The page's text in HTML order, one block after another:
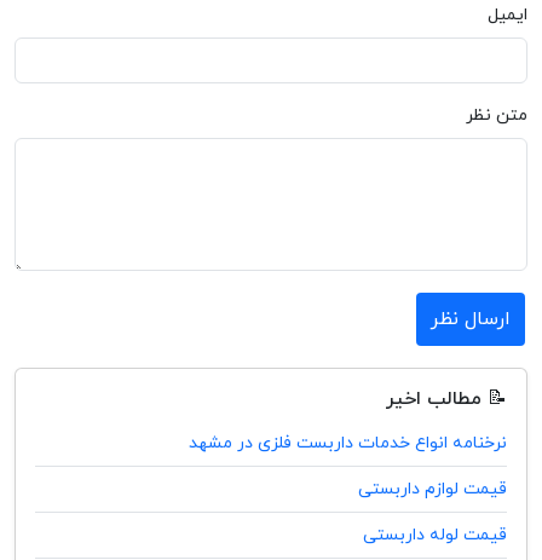
ایمیل
متن نظر
ارسال نظر
📝 مطالب اخیر
نرخنامه انواع خدمات داربست فلزی در مشهد
قیمت لوازم داربستی
قیمت لوله داربستی